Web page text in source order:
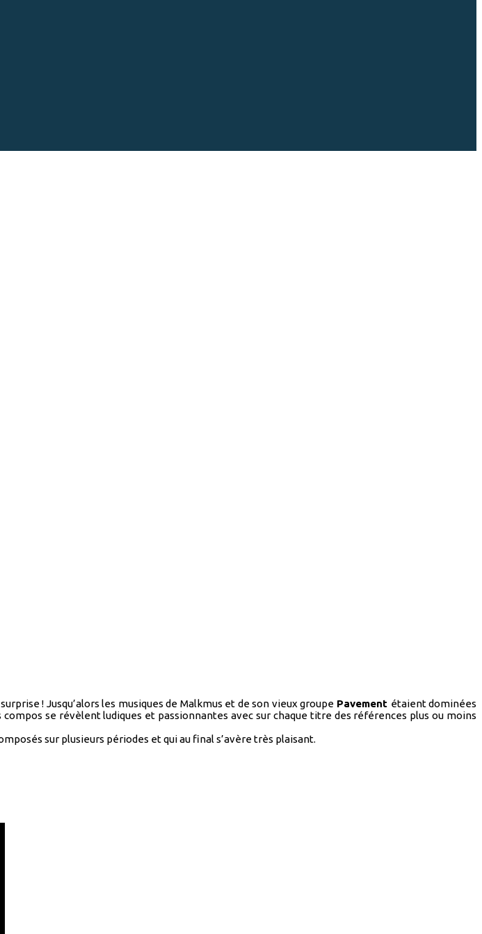
! Jusqu’alors les musiques de Malkmus et de son vieux groupe Pavement étaient dominées
se révèlent ludiques et passionnantes avec sur chaque titre des références plus ou moins
sur plusieurs périodes et qui au final s’avère très plaisant.